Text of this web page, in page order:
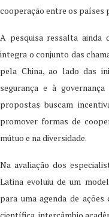
cooperação entre os países
A pesquisa ressalta ainda
integra o conjunto das
pela China, ao lado das
segurança e à
propostas buscam
promover formas de
mútuo e na diversidade.
Na avaliação dos
Latina evoluiu de um
para uma agenda de ações
científica, intercâmbio